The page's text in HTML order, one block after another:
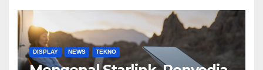
DISPLAY NEWS TEKNO